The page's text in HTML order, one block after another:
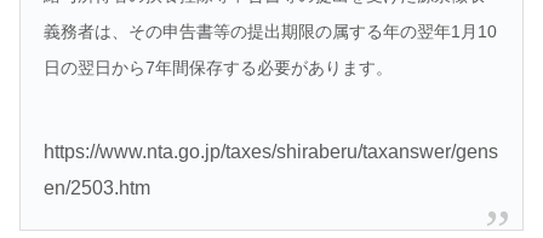
義務者は、その申告書等の提出期限の属する年の翌年1月10
日の翌日から7年間保存する必要があります。
https://www.nta.go.jp/taxes/shiraberu/taxanswer/gens
en/2503.htm